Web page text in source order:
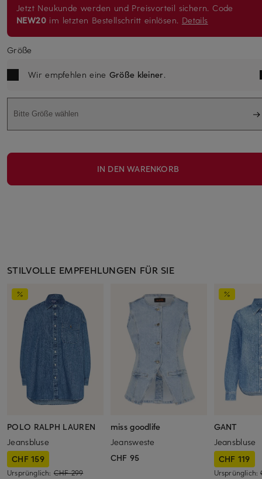
Jetzt Neukunde werden und Preisvorteil sichern. Code
NEW20 im letzten Bestellschritt einlösen. Details
Größe
Wir empfehlen eine Größe kleiner.
Bitte Größe wählen
IN DEN WARENKORB
STILVOLLE EMPFEHLUNGEN FÜR SIE
POLO RALPH LAUREN
Jeansbluse
CHF 159
Ursprünglich: CHF 299
miss goodlife
Jeansweste
CHF 95
GANT
Jeansbluse
CHF 119
Ursprünglich: